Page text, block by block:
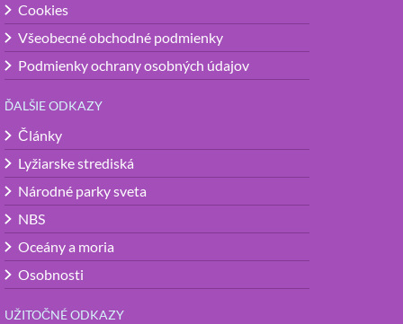
Cookies
Všeobecné obchodné podmienky
Podmienky ochrany osobných údajov
ĎALŠIE ODKAZY
Články
Lyžiarske strediská
Národné parky sveta
NBS
Oceány a moria
Osobnosti
UŽITOČNÉ ODKAZY